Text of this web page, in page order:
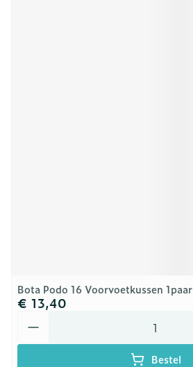
Bota Podo 16 Voorvoetkussen 1paar
€ 13,40
Bestel